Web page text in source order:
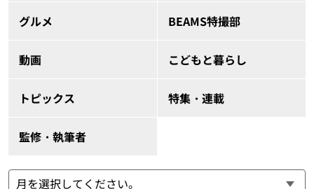
グルメ BEAMS特撮部
動画 こどもと暮らし
トピックス 特集・連載
監修・執筆者